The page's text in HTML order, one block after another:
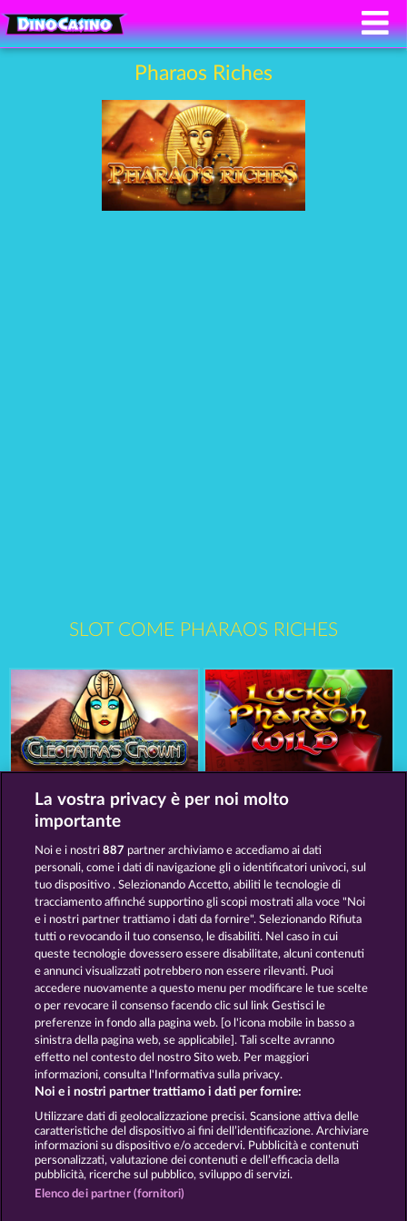
Pharaos Riches
SLOT COME PHARAOS RICHES
Jack Potter & the Book of Dynasties 6 Ramses Book
Termini e condizioni
Informativa sulla privacy Note legali
Società FAQ Facebook
Invia richiesta di recesso
La vostra privacy è per noi molto
importante
Noi e i nostri887 partner archiviamo e accediamo ai dati
personali, come i dati di navigazione gli o identificatori univoci, sul
tuo dispositivo . Selezionando Accetto, abiliti le tecnologie di
tracciamento affinché supportino gli scopi mostrati alla voce "Noi
e i nostri partner trattiamo i dati da fornire". Selezionando Rifiuta
tutti o revocando il tuo consenso, le disabiliti. Nel caso in cui
queste tecnologie dovessero essere disabilitate, alcuni contenuti
e annunci visualizzati potrebbero non essere rilevanti. Puoi
accedere nuovamente a questo menu per modificare le tue scelte
o per revocare il consenso facendo clic sul link Gestisci le
preferenze in fondo alla pagina web. [o l'icona mobile in basso a
sinistra della pagina web, se applicabile]. Tali scelte avranno
effetto nel contesto del nostro Sito web. Per maggiori
informazioni, consulta l'Informativa sulla privacy.
Noi e i nostri partner trattiamo i dati per fornire:
Utilizzare dati di geolocalizzazione precisi. Scansione attiva delle
caratteristiche del dispositivo ai fini dell’identificazione. Archiviare
informazioni su dispositivo e/o accedervi. Pubblicità e contenuti
personalizzati, valutazione dei contenuti e dell’efficacia della
pubblicità, ricerche sul pubblico, sviluppo di servizi.
Elenco dei partner (fornitori)